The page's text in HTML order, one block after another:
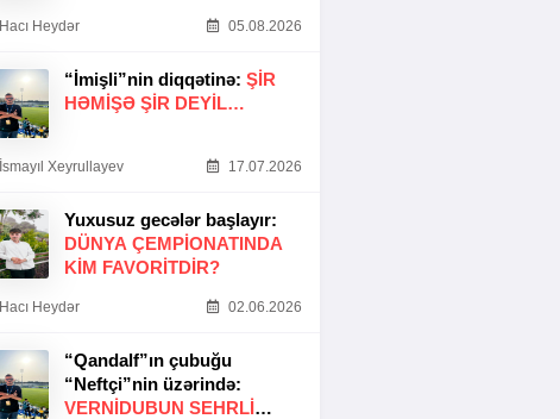
Hacı Heydər 05.08.2026
“İmişli”nin diqqətinə: ŞIR
HƏMIŞƏ ŞIR DEYIL…
İsmayıl Xeyrullayev 17.07.2026
Yuxusuz gecələr başlayır:
DÜNYA ÇEMPIONATINDA
KIM FAVORITDIR?
Hacı Heydər 02.06.2026
“Qandalf”ın çubuğu
“Neftçi”nin üzərində:
VERNİDUBUN SEHRLİ